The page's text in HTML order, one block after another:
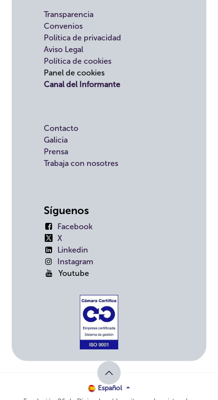
Transparencia
Convenios
Política de privacidad
Aviso Legal
Política de cookies
Panel de cookies
Canal del Informante
Contacto
Galicia
Prensa
Trabaja con nosotres
Síguenos
Facebook
X
Linkedin
Instagram
Youtube
Español